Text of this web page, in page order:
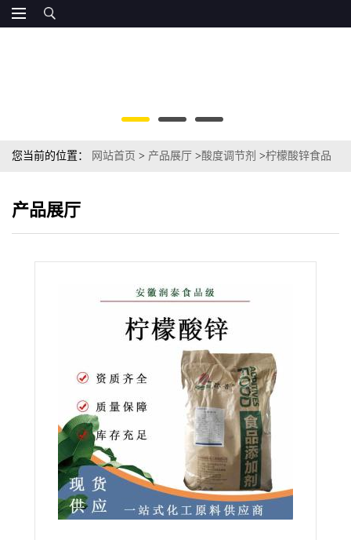
您当前的位置： 网站首页 > 产品展厅 >酸度调节剂 >柠檬酸锌食品
产品展厅